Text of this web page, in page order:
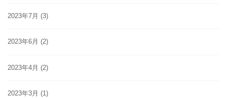
2023年7月 (3)
2023年6月 (2)
2023年4月 (2)
2023年3月 (1)